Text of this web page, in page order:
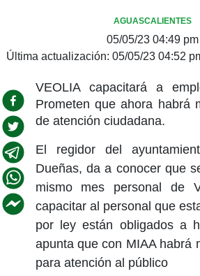
AGUASCALIENTES
05/05/23 04:49 pm
Última actualización: 05/05/23 04:52
VEOLIA capacitará a
Prometen que ahora habrá
de atención ciudadana.
El regidor del
Dueñas, da a conocer que
mismo mes personal de
capacitar al personal que
por ley están obligados a
apunta que con MIAA habrá
para atención al público